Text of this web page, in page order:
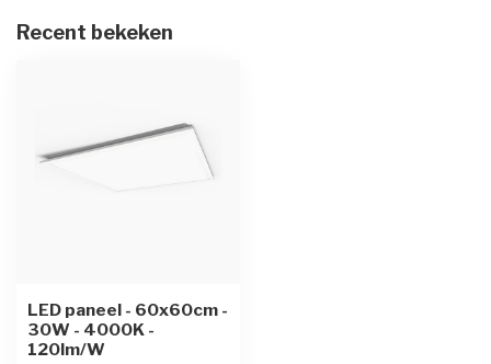
Recent bekeken
LED paneel - 60x60cm -
30W - 4000K -
120lm/W